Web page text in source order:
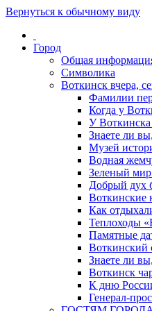
Вернуться к обычному виду
Город
Общая
Символика
Воткинск вчера,
Фамилии
Когда у
У Воткинска
Знаете ли
Музей
Водная
Зеленый мир
Добрый дух
Воткинские
Как
Теплоходы
Памятные
Воткинский
Знаете ли
Воткинск
К дню
Генерал-